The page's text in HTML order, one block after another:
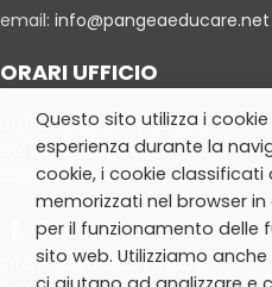
email: info@pangeaeducare.net
ORARI UFFICIO
Ufficio aperto al pubblico
Dal lunedì al giovedì:
dalle 10.30 alle 13.30
Informativa sulla Privacy
Questo sito utilizza i
esperienza durante la
cookie, i cookie
memorizzati nel browser
per il funzionamento delle
sito web. Utilizziamo